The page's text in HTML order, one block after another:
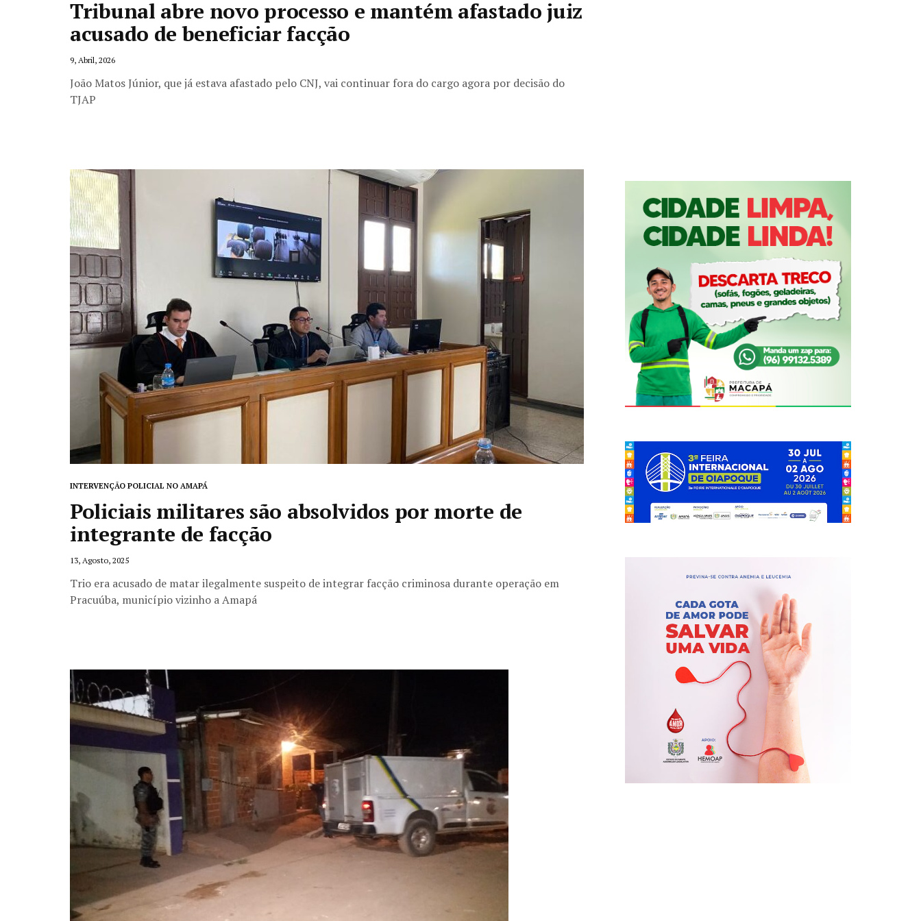
Tribunal abre novo processo e mantém afastado juiz
acusado de beneficiar facção
9, Abril, 2026
João Matos Júnior, que já estava afastado pelo CNJ, vai continuar fora do cargo agora por decisão do
TJAP
INTERVENÇÃO POLICIAL NO AMAPÁ
Policiais militares são absolvidos por morte de
integrante de facção
13, Agosto, 2025
Trio era acusado de matar ilegalmente suspeito de integrar facção criminosa durante operação em
Pracuúba, município vizinho a Amapá